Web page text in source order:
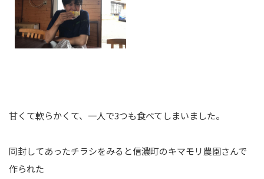
甘くて軟らかくて、一人で3つも食べてしまいました。
同封してあったチラシをみると信濃町のキマモリ農園さんで
作られた